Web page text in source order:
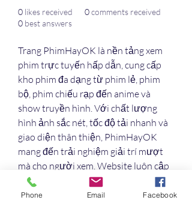
0 likes received 0comments received
0 best answers
Trang PhimHayOK là nền tảng xem
phim trực tuyến hấp dẫn, cung cấp
kho phim đa dạng từ phim lẻ, phim
bộ, phim chiếu rạp đến anime và
show truyền hình. Với chất lượng
hình ảnh sắc nét, tốc độ tải nhanh và
giao diện thân thiện, PhimHayOK
mang đến trải nghiệm giải trí mượt
mà cho người xem. Website luôn cập
nhật những bộ phim mới nhất, hỗ
trợ phụ đề đầy đủ, giúp bạn dễ dàng
Phone Email Facebook